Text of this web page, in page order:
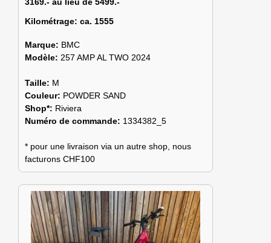
Kilométrage: ca. 1555
Marque: BMC
Modèle: 257 AMP AL TWO 2024
Taille: M
Couleur: POWDER SAND
Shop*: Riviera
Numéro de commande: 1334382_5
* pour une livraison via un autre shop, nous
facturons CHF100